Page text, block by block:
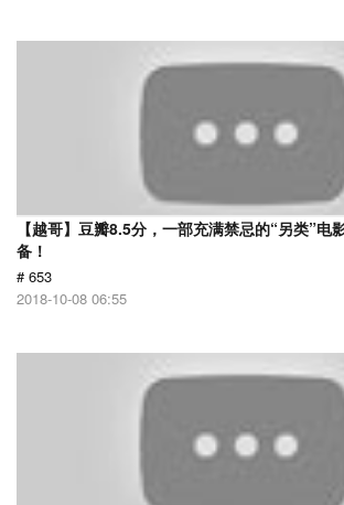
【越哥】豆瓣8.5分，一部充满禁忌的“另类”电
备！
# 653
2018-10-08 06:55